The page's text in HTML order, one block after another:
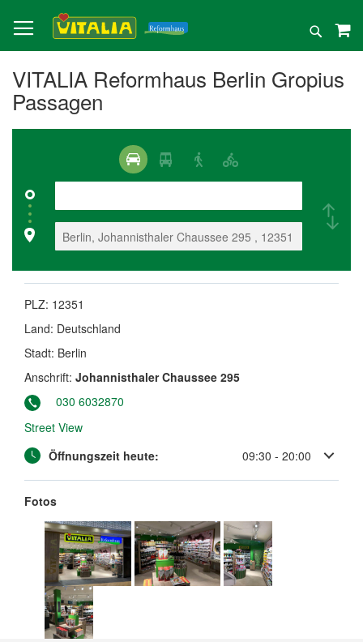
zum
Inhalt
Suche
VITALIA Reformhaus Berlin Gropius
Passagen
PLZ: 12351
Land: Deutschland
Stadt: Berlin
Anschrift: Johannisthaler Chaussee 295
030 6032870
Street View
Öffnungszeit heute:
09:30 - 20:00
Fotos